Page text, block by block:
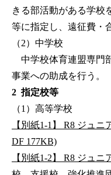
きる部活動がある学校
等に指定し、遠征費・
（2）中学校
中学校体育連盟専門
事業への助成を行う。
2 指定校等
（1）高等学校
【別紙1-1】 R8 ジュ
DF 177KB)
【別紙1-2】 R8 ジュ